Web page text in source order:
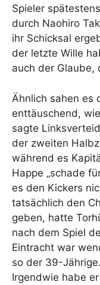
Spieler
durch Naohiro
ihr Schicksal
der letzte Wille
auch der Glaube,
Ähnlich sahen es
enttäuschend,
sagte
der zweiten
während es
Happe „schade
es den Kickers
tatsächlich den
geben, hatte
nach dem Spiel
Eintracht war
so der 39-
Irgendwie habe